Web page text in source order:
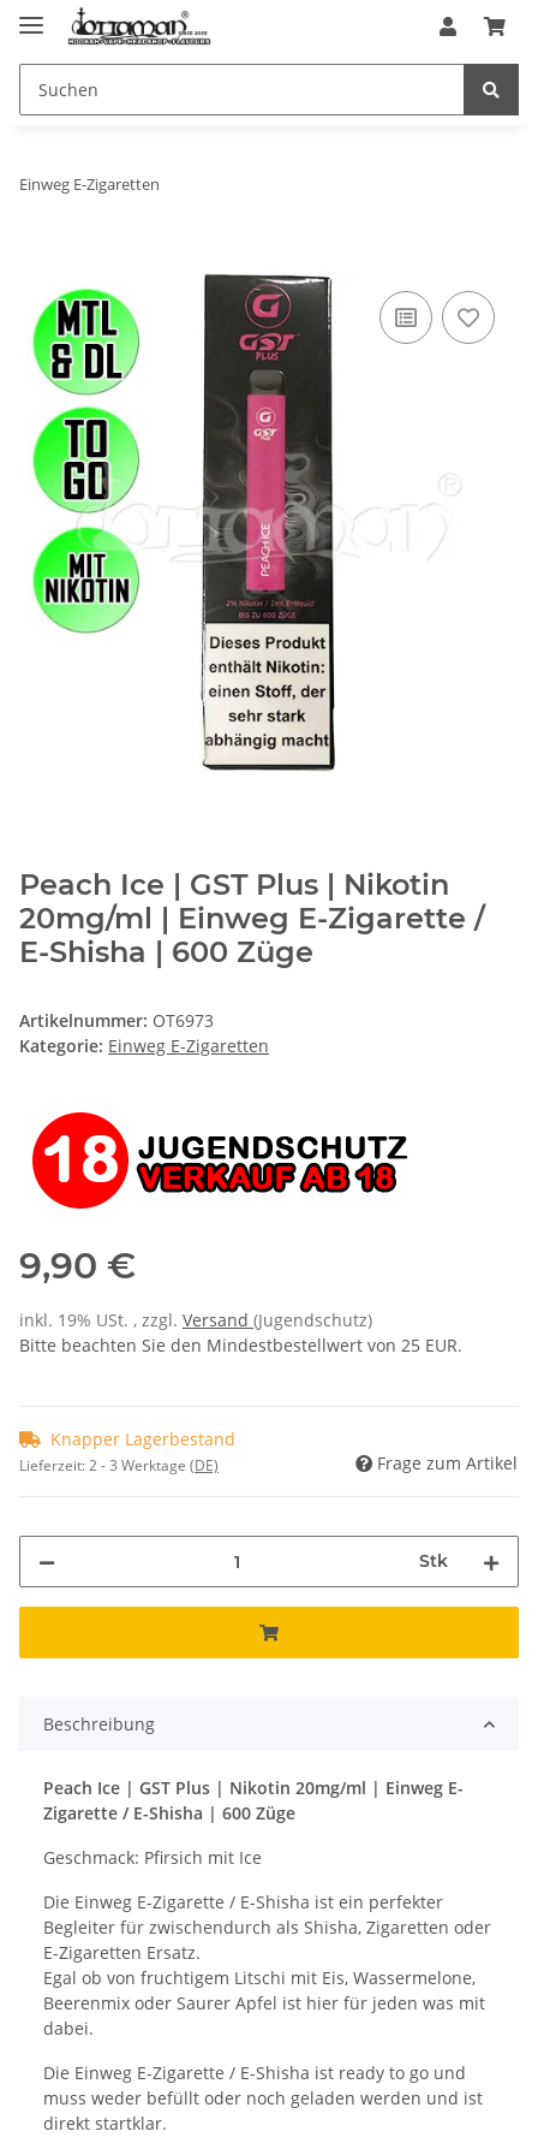
Einweg E-Zigaretten
Peach Ice | GST Plus | Nikotin
20mg/ml | Einweg E-Zigarette /
E-Shisha | 600 Züge
Artikelnummer: OT6973
Kategorie: Einweg E-Zigaretten
9,90 €
inkl. 19% USt. , zzgl. Versand (Jugendschutz)
Bitte beachten Sie den Mindestbestellwert von 25 EUR.
Knapper Lagerbestand
Lieferzeit:2 - 3 Werktage (DE) Frage zum Artikel
Stk
Beschreibung
Peach Ice | GST Plus | Nikotin 20mg/ml | Einweg E-
Zigarette / E-Shisha | 600 Züge
Geschmack: Pfirsich mit Ice
Die Einweg E-Zigarette / E-Shisha ist ein perfekter
Begleiter für zwischendurch als Shisha, Zigaretten oder
E-Zigaretten Ersatz.
Egal ob von fruchtigem Litschi mit Eis, Wassermelone,
Beerenmix oder Saurer Apfel ist hier für jeden was mit
dabei.
Die Einweg E-Zigarette / E-Shisha ist ready to go und
muss weder befüllt oder noch geladen werden und ist
direkt startklar.